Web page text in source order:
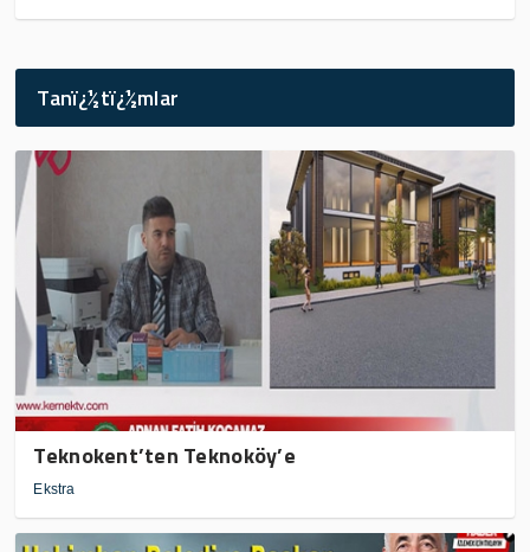
Tanï¿½tï¿½mlar
Teknokent’ten Teknoköy’e
Ekstra